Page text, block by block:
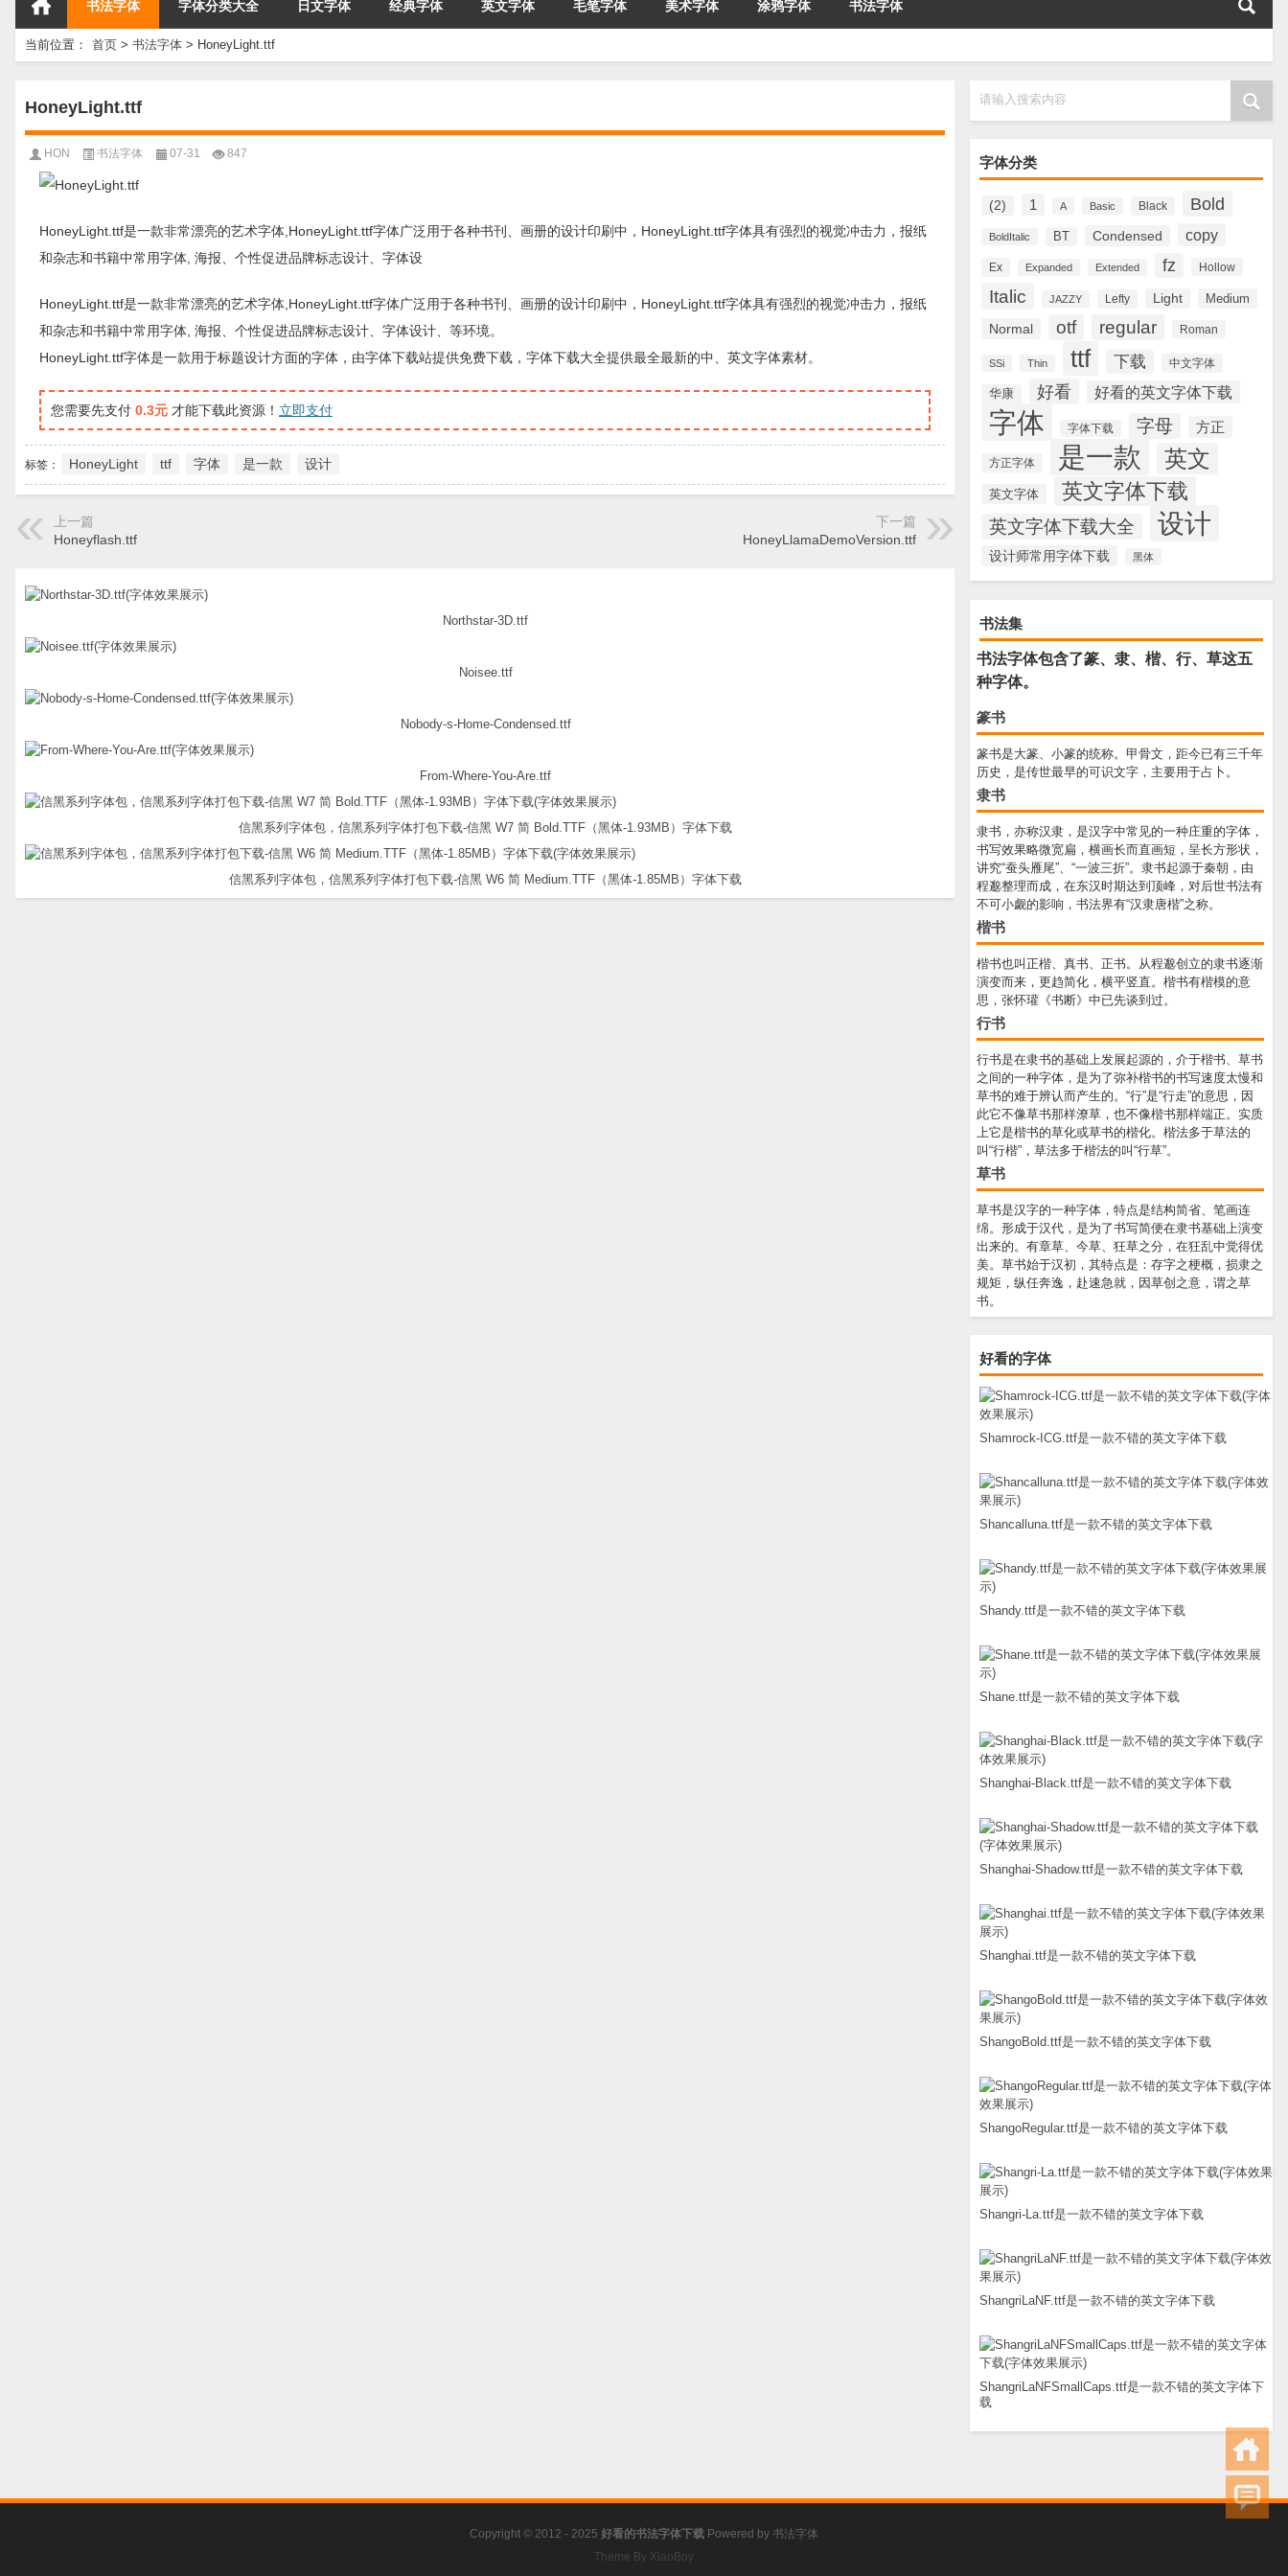
书法字体 字体分类大全 日文字体 经典字体 英文字体 毛笔字体 美术字体 涂鸦字体 书法字体
当前位置： 首页 > 书法字体 > HoneyLight.ttf
请输入搜索内容
字体分类
(2) 1 A Basic Black Bold
BoldItalic BT Condensed copy
Ex Expanded Extended fz Hollow
Italic JAZZY Lefty Light Medium
Normal otf regular Roman
SSi Thin ttf 下载 中文字体
华康 好看 好看的英文字体下载
字体 字体下载 字母 方正
方正字体 是一款 英文
英文字体 英文字体下载
英文字体下载大全 设计
设计师常用字体下载 黑体
书法集
书法字体包含了篆、隶、楷、行、草这五
种字体。
篆书
篆书是大篆、小篆的统称。甲骨文，距今已有三千年
历史，是传世最早的可识文字，主要用于占卜。
隶书
隶书，亦称汉隶，是汉字中常见的一种庄重的字体，
书写效果略微宽扁，横画长而直画短，呈长方形状，
讲究“蚕头雁尾”、“一波三折”。隶书起源于秦朝，由
程邈整理而成，在东汉时期达到顶峰，对后世书法有
不可小觑的影响，书法界有“汉隶唐楷”之称。
楷书
楷书也叫正楷、真书、正书。从程邈创立的隶书逐渐
演变而来，更趋简化，横平竖直。楷书有楷模的意
思，张怀瓘《书断》中已先谈到过。
行书
行书是在隶书的基础上发展起源的，介于楷书、草书
之间的一种字体，是为了弥补楷书的书写速度太慢和
草书的难于辨认而产生的。“行”是“行走”的意思，因
此它不像草书那样潦草，也不像楷书那样端正。实质
上它是楷书的草化或草书的楷化。楷法多于草法的
叫“行楷”，草法多于楷法的叫“行草”。
草书
草书是汉字的一种字体，特点是结构简省、笔画连
绵。形成于汉代，是为了书写简便在隶书基础上演变
出来的。有章草、今草、狂草之分，在狂乱中觉得优
美。草书始于汉初，其特点是：存字之梗概，损隶之
规矩，纵任奔逸，赴速急就，因草创之意，谓之草
书。
好看的字体
Shamrock-ICG.ttf是一款不错的英文字体下载
Shancalluna.ttf是一款不错的英文字体下载
Shandy.ttf是一款不错的英文字体下载
Shane.ttf是一款不错的英文字体下载
Shanghai-Black.ttf是一款不错的英文字体下载
Shanghai-Shadow.ttf是一款不错的英文字体下载
Shanghai.ttf是一款不错的英文字体下载
ShangoBold.ttf是一款不错的英文字体下载
ShangoRegular.ttf是一款不错的英文字体下载
Shangri-La.ttf是一款不错的英文字体下载
ShangriLaNF.ttf是一款不错的英文字体下载
ShangriLaNFSmallCaps.ttf是一款不错的英文字体下
载
HoneyLight.ttf
HON 书法字体 07-31 847
HoneyLight.ttf是一款非常漂亮的艺术字体,HoneyLight.ttf字体广泛用于各种书刊、画册的设计印刷中，HoneyLight.ttf字体具有强烈的视觉冲击力，报纸
和杂志和书籍中常用字体, 海报、个性促进品牌标志设计、字体设
HoneyLight.ttf是一款非常漂亮的艺术字体,HoneyLight.ttf字体广泛用于各种书刊、画册的设计印刷中，HoneyLight.ttf字体具有强烈的视觉冲击力，报纸
和杂志和书籍中常用字体, 海报、个性促进品牌标志设计、字体设计、等环境。
HoneyLight.ttf字体是一款用于标题设计方面的字体，由字体下载站提供免费下载，字体下载大全提供最全最新的中、英文字体素材。
您需要先支付 0.3元 才能下载此资源！ 立即支付
标签： HoneyLight ttf 字体 是一款 设计
上一篇
Honeyflash.ttf
下一篇
HoneyLlamaDemoVersion.ttf
Northstar-3D.ttf
Noisee.ttf
Nobody-s-Home-Condensed.ttf
From-Where-You-Are.ttf
信黑系列字体包，信黑系列字体打包下载-信黑 W7 简 Bold.TTF（黑体-1.93MB）字体下载
信黑系列字体包，信黑系列字体打包下载-信黑 W6 简 Medium.TTF（黑体-1.85MB）字体下载
Copyright © 2012 - 2025 好看的书法字体下载 Powered by 书法字体
Theme By XiaoBoy